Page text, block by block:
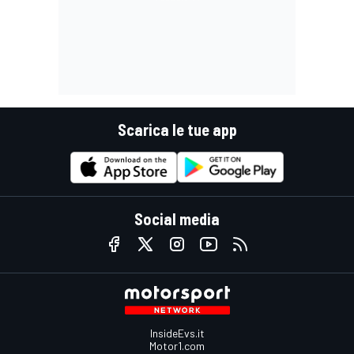
Scarica le tue app
Social media
InsideEvs.it
Motor1.com